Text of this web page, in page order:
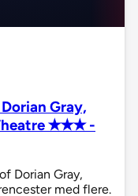
Gray,
✭✭✭ -
Dorian Gray,
med flere.